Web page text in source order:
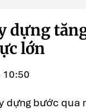
dựng
lớn
dựng bước